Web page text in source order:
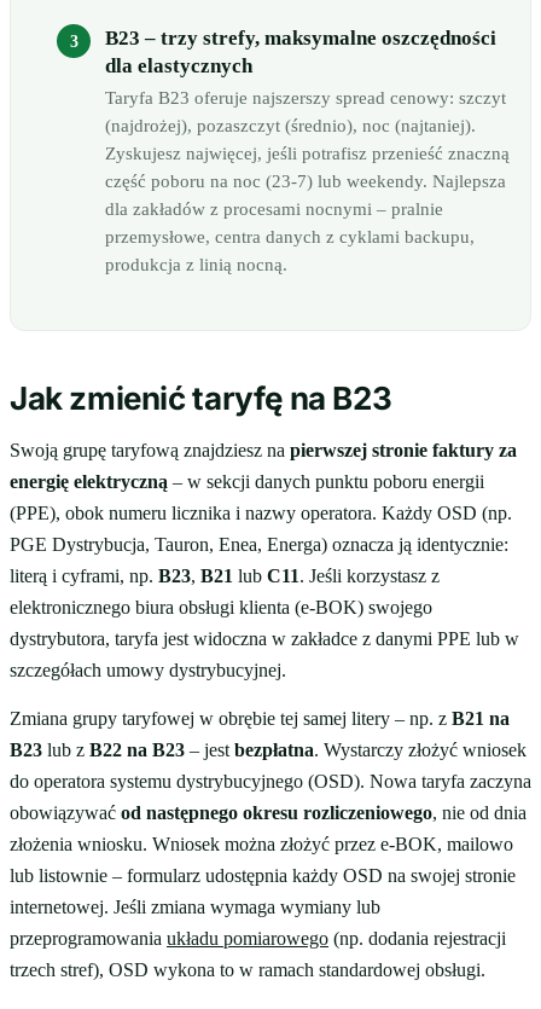
B23 – trzy strefy, maksymalne oszczędności
dla elastycznych
Taryfa B23 oferuje najszerszy spread cenowy: szczyt
(najdrożej), pozaszczyt (średnio), noc (najtaniej).
Zyskujesz najwięcej, jeśli potrafisz przenieść znaczną
część poboru na noc (23-7) lub weekendy. Najlepsza
dla zakładów z procesami nocnymi – pralnie
przemysłowe, centra danych z cyklami backupu,
produkcja z linią nocną.
Jak zmienić taryfę na B23
Swoją grupę taryfową znajdziesz na pierwszej stronie faktury za
energię elektryczną – w sekcji danych punktu poboru energii
(PPE), obok numeru licznika i nazwy operatora. Każdy OSD (np.
PGE Dystrybucja, Tauron, Enea, Energa) oznacza ją identycznie:
literą i cyframi, np. B23, B21 lub C11. Jeśli korzystasz z
elektronicznego biura obsługi klienta (e-BOK) swojego
dystrybutora, taryfa jest widoczna w zakładce z danymi PPE lub w
szczegółach umowy dystrybucyjnej.
Zmiana grupy taryfowej w obrębie tej samej litery – np. z B21 na
B23 lub z B22 na B23 – jest bezpłatna. Wystarczy złożyć wniosek
do operatora systemu dystrybucyjnego (OSD). Nowa taryfa zaczyna
obowiązywać od następnego okresu rozliczeniowego, nie od dnia
złożenia wniosku. Wniosek można złożyć przez e-BOK, mailowo
lub listownie – formularz udostępnia każdy OSD na swojej stronie
internetowej. Jeśli zmiana wymaga wymiany lub
przeprogramowania układu pomiarowego (np. dodania rejestracji
trzech stref), OSD wykona to w ramach standardowej obsługi.